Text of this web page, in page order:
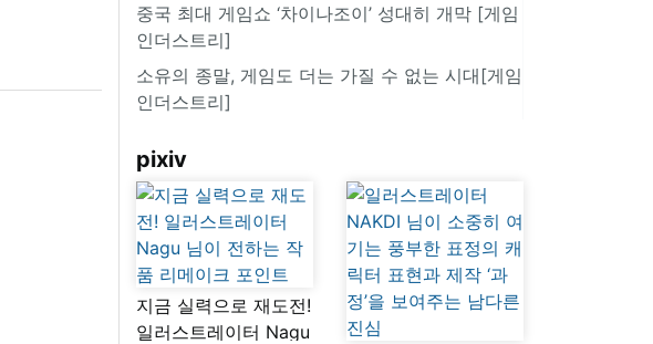
중국 최대 게임쇼 ‘차이나조이’ 성대히 개막 [게임
인더스트리]
소유의 종말, 게임도 더는 가질 수 없는 시대[게임
인더스트리]
pixiv
지금 실력으로 재도전!
일러스트레이터 Nagu